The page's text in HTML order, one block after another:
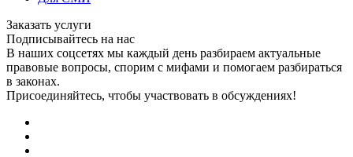
Заказать услуги
Подписывайтесь на нас
В наших соцсетях мы каждый день разбираем актуальные
правовые вопросы, спорим с мифами и помогаем разбираться
в законах.
Присоединяйтесь, чтобы участвовать в обсуждениях!